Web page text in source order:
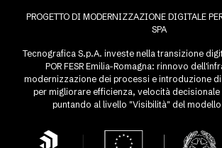
PROGETTO DI MODERNIZZAZIONE DIGITALE
SPA
Tecnografica S.p.A. investe nella transizione
POR FESR Emilia-Romagna: rinnovo
modernizzazione dei processi e introduzione di
per migliorare efficienza, velocità
puntando al livello "Visibilità" del modello